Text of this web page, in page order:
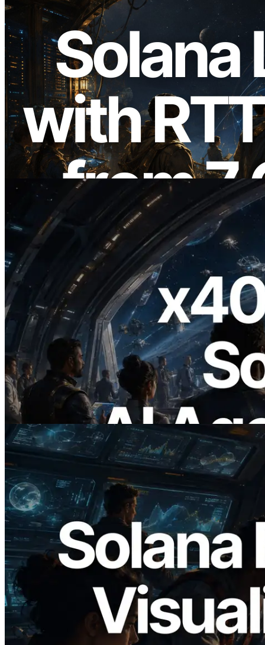
2026.08.05
ERPC Memperluas Solana Leader Slot
API dengan Pengukuran Ping dari 7
Region Global — Validators Information
API Juga Diluncurkan
2026.07.04
ERPC Meluncurkan Solana RPC
Berbasis x402 — Era AI Agent
Membayar API yang Dibutuhkan Secara
On Demand
Baca artikel ini
2026.05.24
Validators Solutions Meluncurkan Solana
Block Analyzer — Memvisualisasikan
Waktu Produksi Blok per Slot dan
Validator yang Ditugaskan